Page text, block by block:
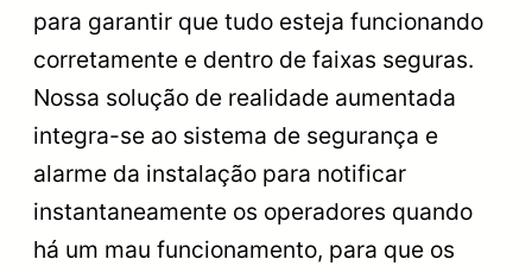
para garantir que tudo esteja funcionando
corretamente e dentro de faixas seguras.
Nossa solução de realidade aumentada
integra-se ao sistema de segurança e
alarme da instalação para notificar
instantaneamente os operadores quando
há um mau funcionamento, para que os